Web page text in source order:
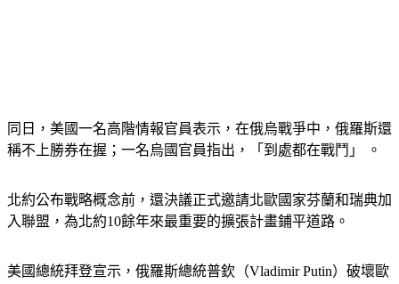
同日，美國一名高階情報官員表示，在俄烏戰爭中，俄羅斯還
稱不上勝券在握；一名烏國官員指出，「到處都在戰鬥」 。
北約公布戰略概念前，還決議正式邀請北歐國家芬蘭和瑞典加
入聯盟，為北約10餘年來最重要的擴張計畫鋪平道路。
美國總統拜登宣示，俄羅斯總統普欽（Vladimir Putin）破壞歐